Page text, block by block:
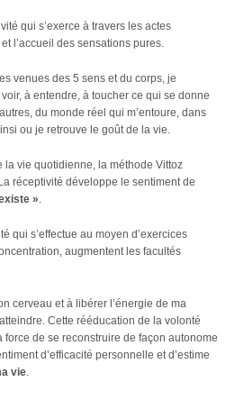
qui s’exerce à travers les actes
l’accueil des sensations pures.
venues des 5 sens et du corps, je
à entendre, à toucher ce qui se donne
du monde réel qui m’entoure, dans
ou je retrouve le goût de la vie.
la vie quotidienne, la méthode Vittoz
réceptivité développe le sentiment de
».
qui s’effectue au moyen d’exercices
augmentent les facultés
cerveau et à libérer l’énergie de ma
Cette rééducation de la volonté
force de se reconstruire de façon autonome
d’efficacité personnelle et d’estime
vie.